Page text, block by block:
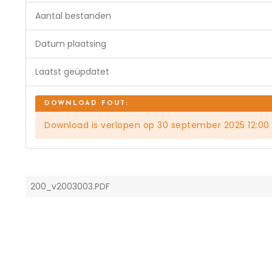
Aantal bestanden
Datum plaatsing
Laatst geüpdatet
Download is verlopen op 30 september 2025 12:00
200_v2003003.PDF